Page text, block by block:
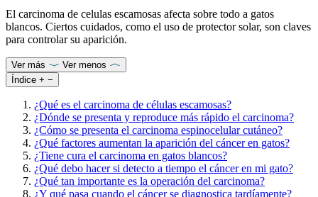
El carcinoma de celulas escamosas afecta sobre todo a gatos
blancos. Ciertos cuidados, como el uso de protector solar, son claves
para controlar su aparición.
Ver más
Ver menos
Índice + −
¿Qué es el carcinoma de células escamosas?
¿Dónde se presenta y reproduce más rápido el carcinoma?
¿Cómo se presenta el carcinoma espinocelular cutáneo?
¿Qué factores aumentan la aparición del cáncer en gatos?
¿Tiene cura el carcinoma en gatos blancos?
¿Qué debo hacer si detecto a tiempo el cáncer en mi gato?
¿Qué tan importante es la operación del carcinoma?
¿Y qué pasa cuando el cáncer se diagnostica tardíamente?